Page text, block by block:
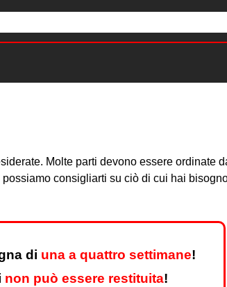
Molte parti devono essere ordinate
consigliarti su ciò di cui hai
di una a quattro settimane!
non può essere restituita!